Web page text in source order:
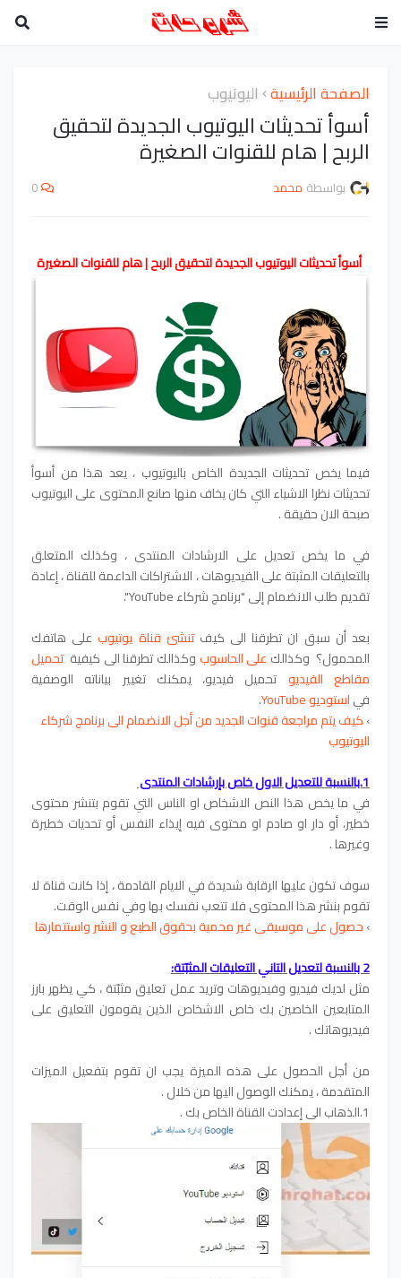
الصفحة الرئيسية اليوتيوب
أسوأ تحديثات اليوتيوب الجديدة لتحقيق
الربح | هام للقنوات الصغيرة
بواسطة محمد 0
أسوأ تحديثات اليوتيوب الجديدة لتحقيق الربح | هام للقنوات الصغيرة
فيما يخص تحديثات الجديدة الخاص باليوتيوب ، يعد هذا من أسوأ
تحديثات نظرا الاشياء التي كان يخاف منها صانع المحتوى على اليوتيوب
صبحة الان حقيقة .
في ما يخص تعديل على الارشادات المنتدى ، وكذلك المتعلق
بالتعليقات المثبتة على الفيديوهات ، الاشتراكات الداعمة للقناة ،إعادة
تقديم طلب الانضمام إلى "برنامج شركاء YouTube".
بعد أن سبق ان تطرقنا الى كيف تنشئ قناة يوتيوبعلى هاتفك
المحمول؟ وكذالك على الحاسوبوكذالك تطرقنا الى كيفية تحميل
مقاطع الفيديو تحميل فيديو، يمكنك تغيير بياناته الوصفية
فياستوديو YouTube
.
›كيف يتم مراجعة قنوات الجديد من أجل الانضمام الى برنامج شركاء
اليوتيوب
1.بالنسبة للتعديل الاول خاص بإرشادات المنتدى
في ما يخص هذا النص الاشخاص او الناس التي تقوم بتنشر محتوى
خطير، أو دار او صادم او محتوى فيه إيذاء النفس أو تحديات خطيرة
وغيرها .
سوف تكون عليها الرقابة شديدة في الايام القادمة ، إذا كانت قناة لا
تقوم بنشر هذا المحتوى فلا تتعب نفسك بها وفي نفس الوقت.
›حصول على موسيقى غير محمية بحقوق الطبع و النشر واستتمارها
2 بالنسبة لتعديل التاني التعليقات المثبّتة:
مثل لديك فيديو وفيديوهات وتريد عمل تعليق مثبّتة ، كي يظهر بارز
المتابعين الخاصين بك خاص الاشخاص الذين يقومون التعليق على
فيديوهاتك .
من أجل الحصول على هذه الميزة يجب ان تقوم بتفعيل الميزات
المتقدمة ، يمكنك الوصول اليها من خلال .
1.الذهاب الى إعدادت القناة الخاص بك .